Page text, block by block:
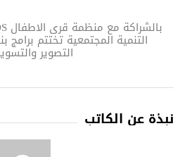
التنمية المجتمعية تختتم برامج
التصوير
نبذة عن الكاتب